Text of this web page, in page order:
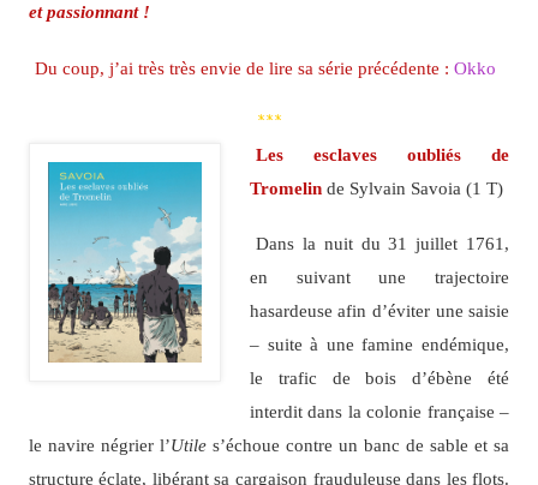
et passionnant !
Du coup, j’ai très très envie de lire sa série précédente : Okko
***
Les esclaves oubliés de
Tromelin de Sylvain Savoia (1 T)
Dans la nuit du 31 juillet 1761,
en suivant une trajectoire
hasardeuse afin d’éviter une saisie
– suite à une famine endémique,
le trafic de bois d’ébène été
interdit dans la colonie française –
le navire négrier l’Utiles’échoue contre un banc de sable et sa
structure éclate, libérant sa cargaison frauduleuse dans les flots.